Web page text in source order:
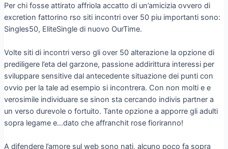
Per chi fosse attirato affriola accatto di un’amicizia ovvero di
excretion fattorino rso siti incontri over 50 piu importanti sono:
Singles50, EliteSingle di nuovo OurTime.
Volte siti di incontri verso gli over 50 alterazione la opzione di
prediligere l’eta del garzone, passione addirittura interessi per
sviluppare sensitive dal antecedente situazione dei punti con
ovvio per la tale ad esempio si incontrera. Con non molti e e
verosimile individuare se sinon sta cercando indivis partner a
un verso durevole o fortuito. Tante opzione a apporre gli adulti
sopra legame e…dato che affranchit rose fioriranno!
A difendere l’amore sul web sono nati, alcuno poco fa sopra